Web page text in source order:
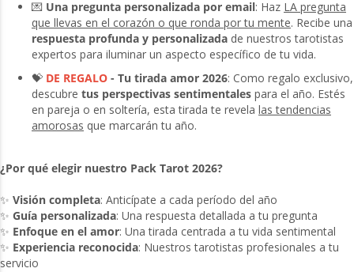
💌 Una pregunta personalizada por email: Haz LA pregunta
que llevas en el corazón o que ronda por tu mente. Recibe una
respuesta profunda y personalizada de nuestros tarotistas
expertos para iluminar un aspecto específico de tu vida.
💝 DE REGALO - Tu tirada amor 2026: Como regalo exclusivo,
descubre tus perspectivas sentimentales para el año. Estés
en pareja o en soltería, esta tirada te revela las tendencias
amorosas que marcarán tu año.
¿Por qué elegir nuestro Pack Tarot 2026?
✨ Visión completa: Anticípate a cada período del año
✨ Guía personalizada: Una respuesta detallada a tu pregunta
✨ Enfoque en el amor: Una tirada centrada a tu vida sentimental
✨ Experiencia reconocida: Nuestros tarotistas profesionales a tu
servicio